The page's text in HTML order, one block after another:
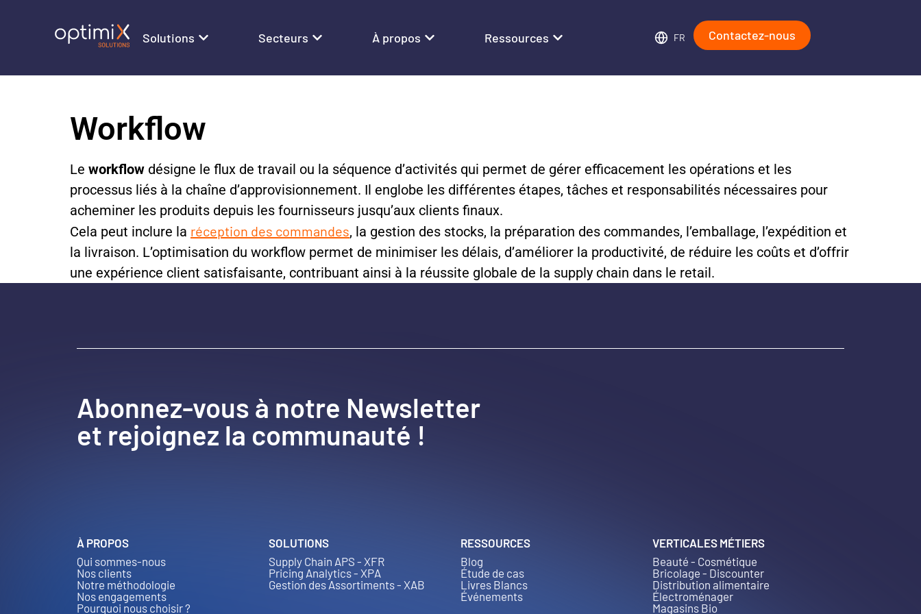
Solutions Secteurs À propos Ressources FR Contactez-nous
Workflow
Le workflow désigne le flux de travail ou la séquence d’activités qui permet de gérer efficacement les opérations et les
processus liés à la chaîne d’approvisionnement. Il englobe les différentes étapes, tâches et responsabilités nécessaires pour
acheminer les produits depuis les fournisseurs jusqu’aux clients finaux.
Cela peut inclure la réception des commandes, la gestion des stocks, la préparation des commandes, l’emballage, l’expédition et
la livraison. L’optimisation du workflow permet de minimiser les délais, d’améliorer la productivité, de réduire les coûts et d’offrir
une expérience client satisfaisante, contribuant ainsi à la réussite globale de la supply chain dans le retail.
Abonnez-vous à notre Newsletter
et rejoignez la communauté !
À PROPOS
Qui sommes-nous
Nos clients
Notre méthodologie
Nos engagements
Pourquoi nous choisir ?
SOLUTIONS
Supply Chain APS - XFR
Pricing Analytics - XPA
Gestion des Assortiments - XAB
RESSOURCES
Blog
Étude de cas
Livres Blancs
Événements
VERTICALES MÉTIERS
Beauté - Cosmétique
Bricolage - Discounter
Distribution alimentaire
Électroménager
Magasins Bio